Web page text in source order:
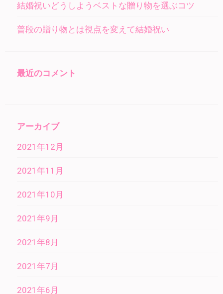
結婚祝いどうしようベストな贈り物を選ぶコツ
普段の贈り物とは視点を変えて結婚祝い
最近のコメント
アーカイブ
2021年12月
2021年11月
2021年10月
2021年9月
2021年8月
2021年7月
2021年6月